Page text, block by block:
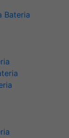
Bateria